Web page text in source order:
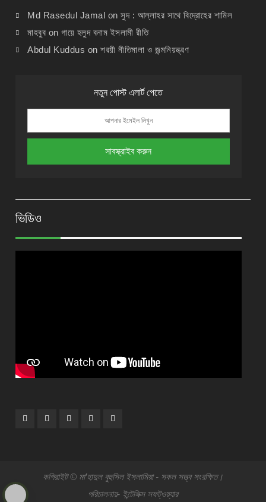
Md Rasedul Jamal onসুদ : আল্লাহর সাথে বিদ্রোহের শামিল
মাহবুব onগায়ে হলুদ বনাম ইসলামী রীতি
Abdul Kuddus onশরয়ী নীতিমালা ও জন্মনিয়ন্ত্রণ
নতুন পোস্ট এলার্ট পেতে
ভিডিও
কপিরাইট © মা’হাদুল বুহুসিল ইসলামিয়া - সকল সত্ত্ব সংরক্ষিত।
পরিচালনায়- ইন্টেলিক্স সফট্ওয়্যার